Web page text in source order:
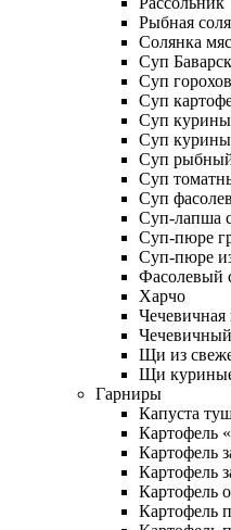
Рыбная
Солянка
Суп
Суп
Суп
Суп
Суп
Суп
Суп
Суп
Суп-лапша
Суп-пюре
Суп-пюре
Фасолевый
Харчо
Чечевичная
Щи из
Щи
Гарниры
Капуста
Картофель
Картофель
Картофель
Картофель
Картофель